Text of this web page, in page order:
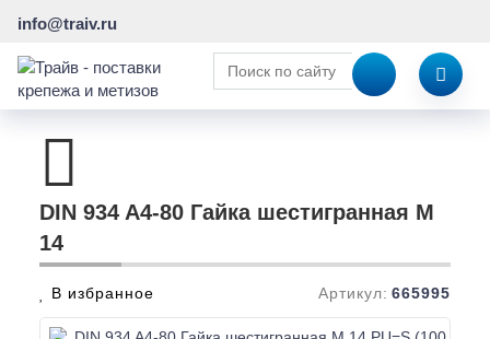
info@traiv.ru
DIN 934 A4-80 Гайка шестигранная M
14
В избранное Артикул: 665995